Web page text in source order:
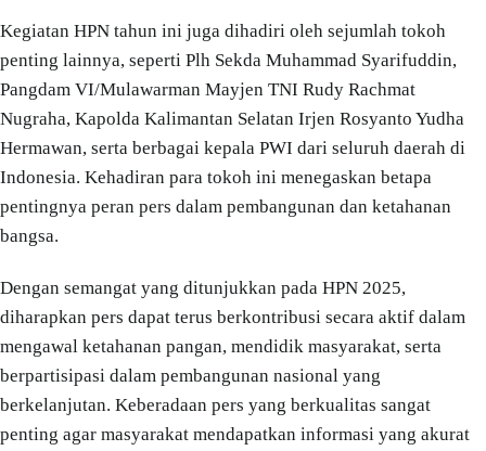
Kegiatan HPN tahun ini juga dihadiri oleh sejumlah tokoh
penting lainnya, seperti Plh Sekda Muhammad Syarifuddin,
Pangdam VI/Mulawarman Mayjen TNI Rudy Rachmat
Nugraha, Kapolda Kalimantan Selatan Irjen Rosyanto Yudha
Hermawan, serta berbagai kepala PWI dari seluruh daerah di
Indonesia. Kehadiran para tokoh ini menegaskan betapa
pentingnya peran pers dalam pembangunan dan ketahanan
bangsa.
Dengan semangat yang ditunjukkan pada HPN 2025,
diharapkan pers dapat terus berkontribusi secara aktif dalam
mengawal ketahanan pangan, mendidik masyarakat, serta
berpartisipasi dalam pembangunan nasional yang
berkelanjutan. Keberadaan pers yang berkualitas sangat
penting agar masyarakat mendapatkan informasi yang akurat